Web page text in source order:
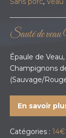
Sauté de
Épaule de
Champignons
(Sauvage/
En savoir
Catégories :